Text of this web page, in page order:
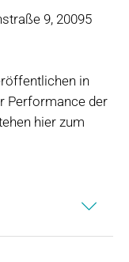
9, 20095
in
Performance der
hier zum